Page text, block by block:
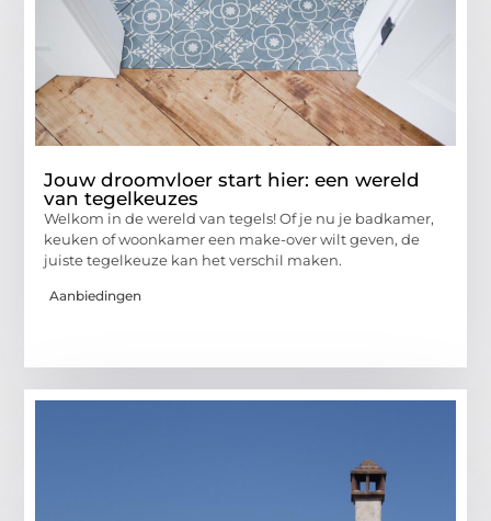
Jouw droomvloer start hier: een wereld
van tegelkeuzes
Welkom in de wereld van tegels! Of je nu je badkamer,
keuken of woonkamer een make-over wilt geven, de
juiste tegelkeuze kan het verschil maken.
Aanbiedingen